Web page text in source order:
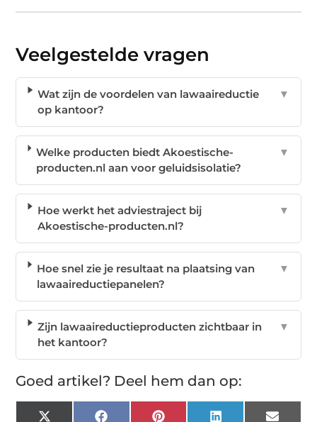
Veelgestelde vragen
Wat zijn de voordelen van lawaaireductie
op kantoor?
▼
Welke producten biedt Akoestische-
producten.nl aan voor geluidsisolatie?
▼
Hoe werkt het adviestraject bij
Akoestische-producten.nl?
▼
Hoe snel zie je resultaat na plaatsing van
lawaaireductiepanelen?
▼
Zijn lawaaireductieproducten zichtbaar in
het kantoor?
▼
Goed artikel? Deel hem dan op: